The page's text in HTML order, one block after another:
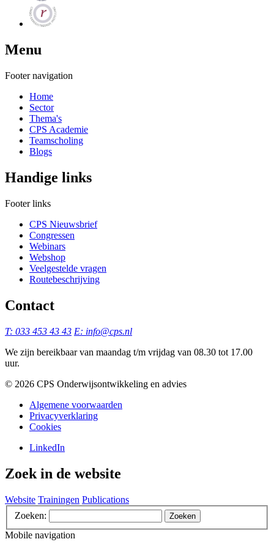
Menu
Footer navigation
Home
Sector
Thema's
CPS Academie
Teamscholing
Blogs
Handige links
Footer links
CPS Nieuwsbrief
Congressen
Webinars
Webshop
Veelgestelde vragen
Routebeschrijving
Contact
T: 033 453 43 43 E: info@cps.nl
We zijn bereikbaar van maandag t/m vrijdag van 08.30 tot 17.00
uur.
©️ 2026 CPS Onderwijsontwikkeling en advies
Algemene voorwaarden
Privacyverklaring
Cookies
LinkedIn
Zoek in de website
Website Trainingen Publications
Zoeken:
Zoeken
Mobile navigation